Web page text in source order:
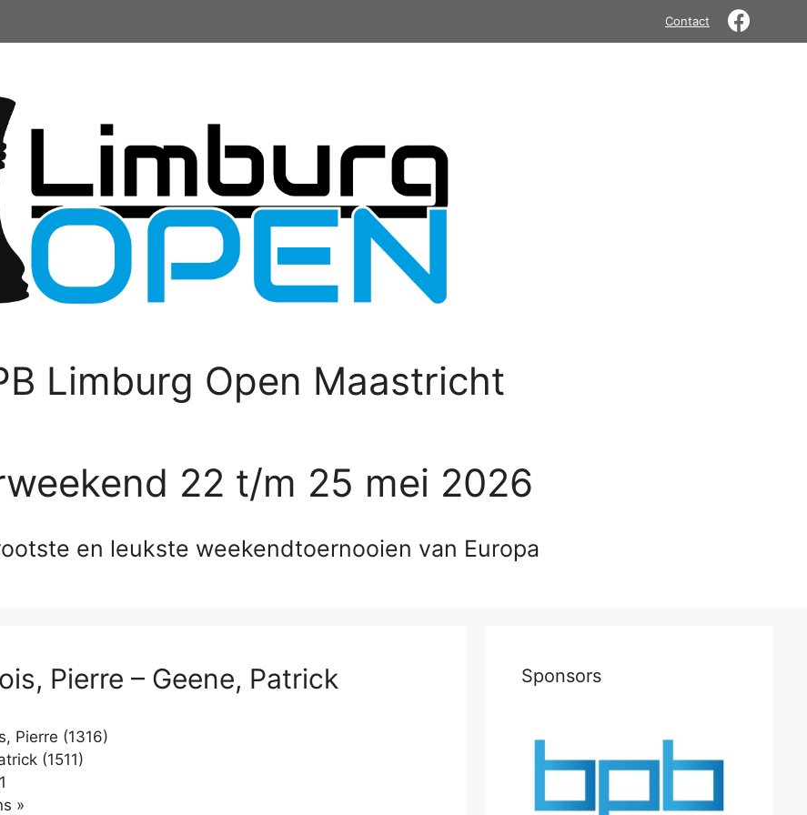
Contact
Limburg Open Maastricht
22 t/m 25 mei 2026
en leukste weekendtoernooien van Europa
Pierre – Geene, Patrick
Pierre (1316)
(1511)
»
Sponsors